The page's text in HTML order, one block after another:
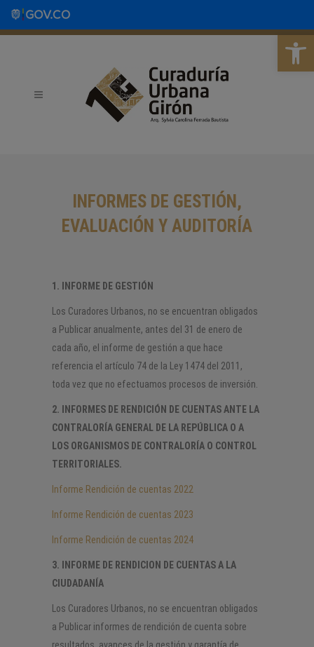
Abrir
INFORMES DE GESTIÓN,
EVALUACIÓN Y AUDITORÍA
1. INFORME DE GESTIÓN
Los Curadores Urbanos, no se encuentran obligados
a Publicar anualmente, antes del 31 de enero de
cada año, el informe de gestión a que hace
referencia el artículo 74 de la Ley 1474 del 2011,
toda vez que no efectuamos procesos de inversión.
2. INFORMES DE RENDICIÓN DE CUENTAS ANTE LA
CONTRALORÍA GENERAL DE LA REPÚBLICA O A
LOS ORGANISMOS DE CONTRALORÍA O CONTROL
TERRITORIALES.
Informe Rendición de cuentas 2022
Informe Rendición de cuentas 2023
Informe Rendición de cuentas 2024
3. INFORME DE RENDICION DE CUENTAS A LA
CIUDADANÍA
Los Curadores Urbanos, no se encuentran obligados
a Publicar informes de rendición de cuenta sobre